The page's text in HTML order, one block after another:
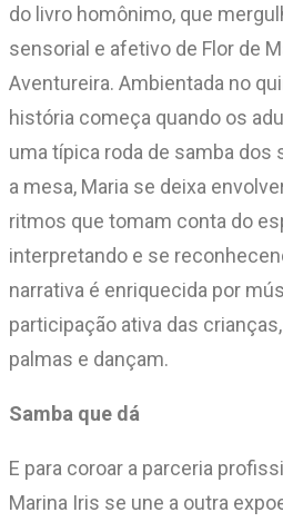
do livro homônimo, que
sensorial e afetivo de Flor de
Aventureira. Ambientada no
história começa quando os
uma típica roda de samba dos
a mesa, Maria se deixa
ritmos que tomam conta do
interpretando e se
narrativa é enriquecida por
participação ativa das
palmas e dançam.
Samba que dá
E para coroar a parceria
Marina Iris se une a outra